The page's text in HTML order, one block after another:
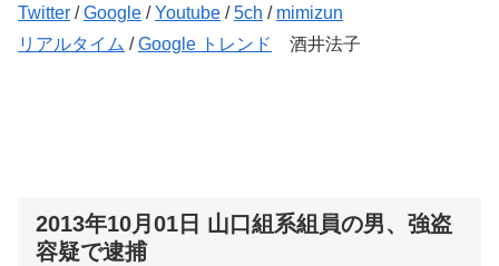
Twitter /Google /Youtube /5ch / mimizun
リアルタイム /Google トレンド 酒井法子
2013年10月01日 山口組系組員の男、強盗
容疑で逮捕